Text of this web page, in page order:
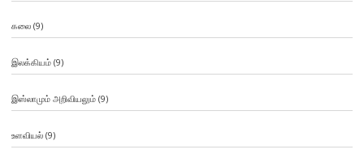
கலை(9)
இலக்கியம்(9)
இஸ்லாமும் அறிவியலும்(9)
உளவியல்(9)